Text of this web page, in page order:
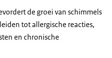
de groei van schimmels
tot allergische reacties,
en chronische